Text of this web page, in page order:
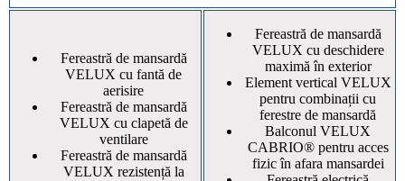
Fereastră de mansardă
VELUX cu fantă de
aerisire
Fereastră de mansardă
VELUX cu clapetă de
ventilare
Fereastră de mansardă
VELUX rezistență la
Fereastră de mansardă
VELUX cu deschidere
maximă în exterior
Element vertical VELUX
pentru combinații cu
ferestre de mansardă
Balconul VELUX
CABRIO® pentru acces
fizic în afara mansardei